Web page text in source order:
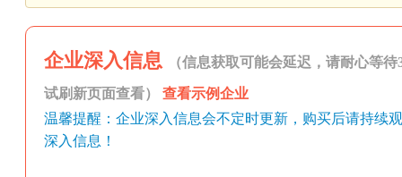
企业深入信息 （信息获取可能会延迟，请耐心等待
试刷新页面查看） 查看示例企业
温馨提醒：企业深入信息会不定时更新，购买后请持续
深入信息！